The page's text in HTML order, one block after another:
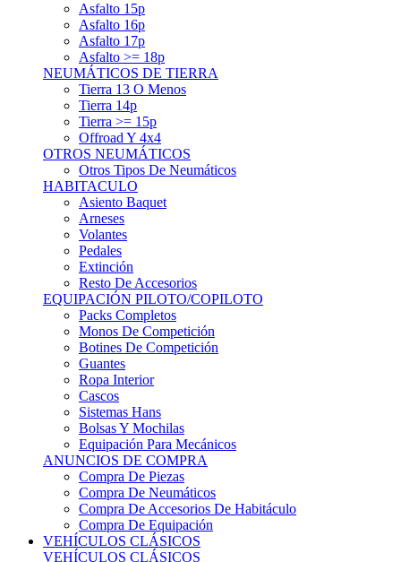
Asfalto 17p
Asfalto >= 18p
NEUMÁTICOS DE TIERRA
Tierra 13 O Menos
Tierra 14p
Tierra >= 15p
Offroad Y 4x4
OTROS NEUMÁTICOS
Otros Tipos De Neumáticos
HABITACULO
Asiento Baquet
Arneses
Volantes
Pedales
Extinción
Resto De Accesorios
EQUIPACIÓN PILOTO/COPILOTO
Packs Completos
Monos De Competición
Botines De Competición
Guantes
Ropa Interior
Cascos
Sistemas Hans
Bolsas Y Mochilas
Equipación Para Mecánicos
ANUNCIOS DE COMPRA
Compra De Piezas
Compra De Neumáticos
Compra De Accesorios De Habitáculo
Compra De Equipación
VEHÍCULOS CLÁSICOS
VEHÍCULOS CLÁSICOS
Clásicos De Calle